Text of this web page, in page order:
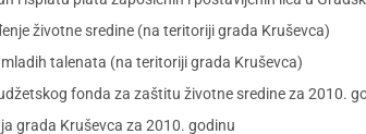
životne sredine (na teritoriji grada Kruševca)
talenata (na teritoriji grada Kruševca)
fonda za zaštitu životne sredine za 2010.
grada Kruševca za 2010. godinu